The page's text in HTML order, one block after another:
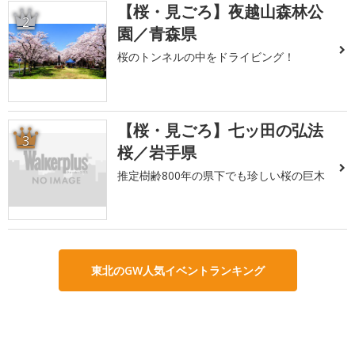
2
【桜・見ごろ】夜越山森林公
園／青森県
桜のトンネルの中をドライビング！
3
【桜・見ごろ】七ッ田の弘法
桜／岩手県
推定樹齢800年の県下でも珍しい桜の巨木
東北のGW人気イベントランキング